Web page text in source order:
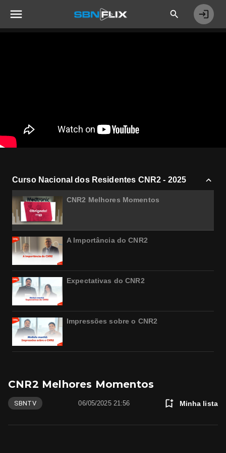
Curso Nacional dos Residentes CNR2 - 2025
CNR2 Melhores Momentos
A Importância do CNR2
Expectativas do CNR2
Impressões sobre o CNR2
CNR2 Melhores Momentos
SBNTV 06/05/2025 21:56 Minha lista